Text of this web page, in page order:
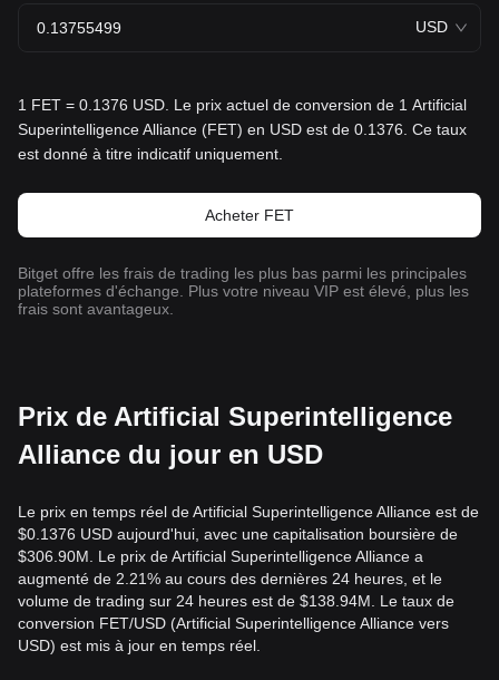
USD
1 FET = 0.1376 USD. Le prix actuel de conversion de 1 Artificial
Superintelligence Alliance (FET) en USD est de 0.1376. Ce taux
est donné à titre indicatif uniquement.
Acheter FET
Bitget offre les frais de trading les plus bas parmi les principales
plateformes d'échange. Plus votre niveau VIP est élevé, plus les
frais sont avantageux.
Prix de Artificial Superintelligence
Alliance du jour en USD
Le prix en temps réel de Artificial Superintelligence Alliance est de
$0.1376 USD aujourd'hui, avec une capitalisation boursière de
$306.90M. Le prix de Artificial Superintelligence Alliance a
augmenté de 2.21% au cours des dernières 24 heures, et le
volume de trading sur 24 heures est de $138.94M. Le taux de
conversion FET/USD (Artificial Superintelligence Alliance vers
USD) est mis à jour en temps réel.